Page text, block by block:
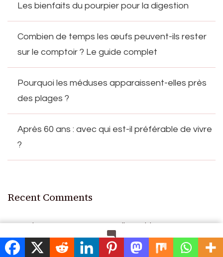
Leave a Comment
Les bienfaits du pourpier pour la digestion
Combien de temps les œufs peuvent-ils rester
sur le comptoir ? Le guide complet
Pourquoi les méduses apparaissent-elles près
des plages ?
Après 60 ans : avec qui est-il préférable de vivre
?
Recent Comments
A WordPress CommenteronHello world!